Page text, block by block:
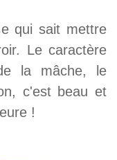
qui sait mettre
Le caractère
la mâche, le
c'est beau et
!